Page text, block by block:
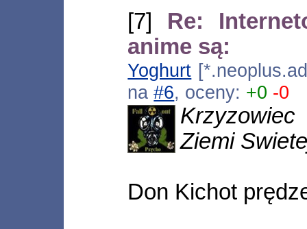
[7] Re:
anime są:
Yoghurt
na#6, oceny: +0 -0
Ziemi
Don Kichot